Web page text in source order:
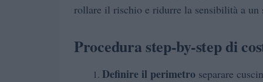
rollare il rischio e ridurre la sensibilità a un
Procedura step-by-step di
Definire il perimetro separare